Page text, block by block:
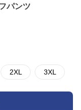
パンツ
2XL 3XL